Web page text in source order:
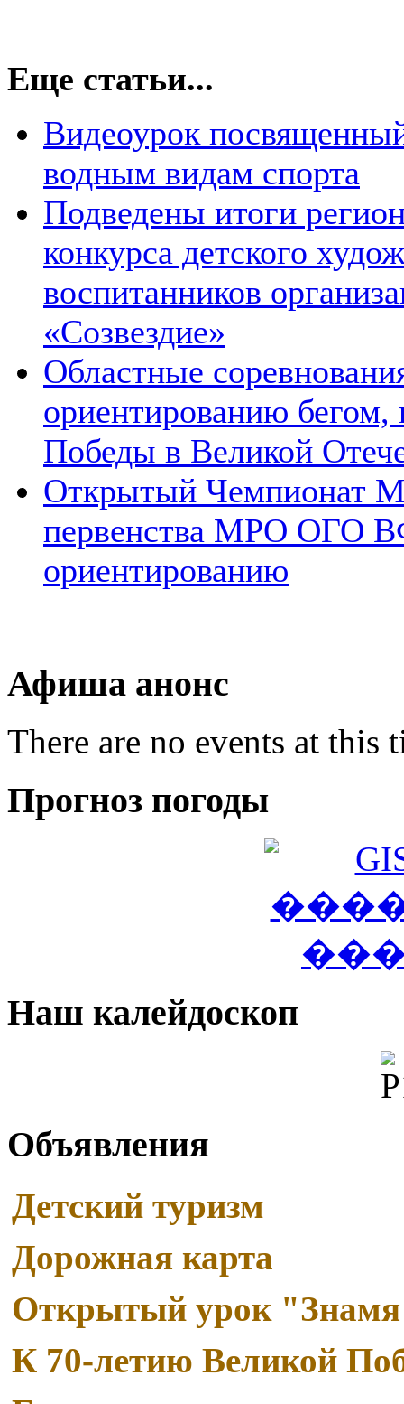
Еще статьи...
Видеоурок
водным видам спорта
Подведены итоги
конкурса детского
воспитанников
«Созвездие»
Областные
ориентированию
Победы в Великой
Открытый
первенства МРО ОГО
ориентированию
Афиша анонс
There are no events at this
Прогноз погоды
Наш калейдоскоп
Объявления
Детский туризм
Read More
Дорожная карта
Паспорт дорожной безопасности образовательного учреждения
Открытый урок
Примерный сценарий урока
К 70-летию Великой